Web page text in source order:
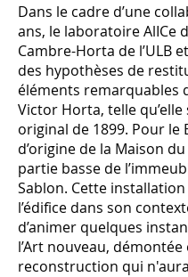
Dans le cadre d’une
ans, le laboratoire AlICe
Cambre-Horta de l’ULB
des hypothèses de
éléments remarquables
Victor Horta, telle
original de 1899. Pour le
d’origine de la Maison
partie basse de
Sablon. Cette
l’édifice dans son
d’animer quelques
l’Art nouveau,
reconstruction qui